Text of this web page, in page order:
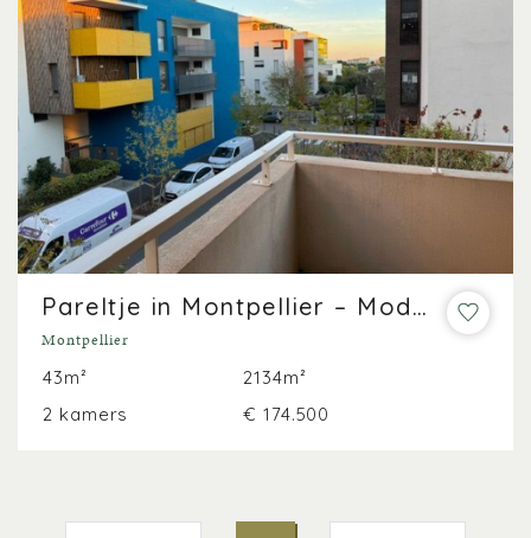
Pareltje in Montpellier – Modern appartement met zuidgericht terras
Montpellier
43m²
2134m²
2 kamers
€ 174.500